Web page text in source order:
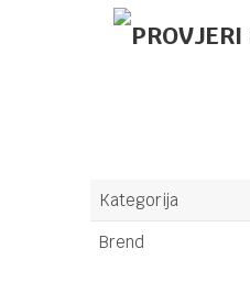
Kategorija
Brend